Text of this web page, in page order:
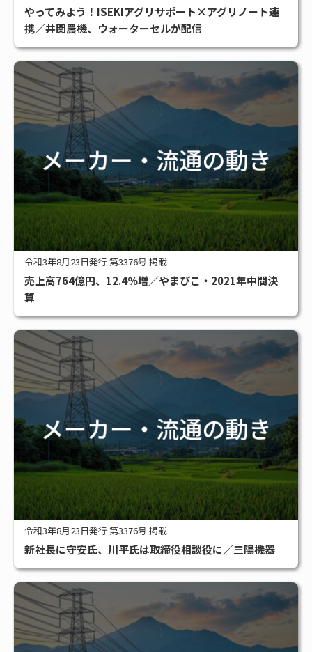
やってみよう！ISEKIアグリサポート×アグリノート連
携／井関農機、ウォーターセルが配信
令和3年8月23日発行 第3376号 掲載
売上高764億円、12.4％増／やまびこ・2021年中間決
算
令和3年8月23日発行 第3376号 掲載
新社長に守安氏、川平氏は取締役相談役に／三陽機器